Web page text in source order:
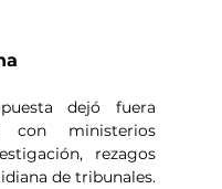
dejó fuera
con ministerios
rezagos
de tribunales.